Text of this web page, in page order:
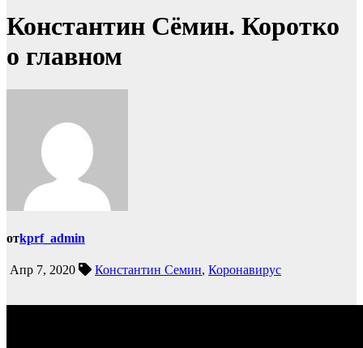
Константин Сёмин. Коротко
о главном
отkprf_admin
Апр 7, 2020 Константин Семин, Коронавирус